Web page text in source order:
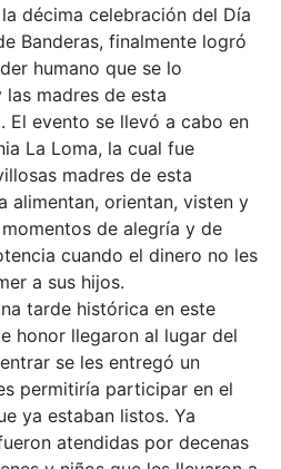
décima celebración del Día
Banderas, finalmente logró
humano que se lo
madres de esta
El evento se llevó a cabo en
La Loma, la cual fue
madres de esta
alimentan, orientan, visten y
de alegría y de
cuando el dinero no les
a sus hijos.
tarde histórica en este
honor llegaron al lugar del
se les entregó un
permitiría participar en el
ya estaban listos. Ya
atendidas por decenas